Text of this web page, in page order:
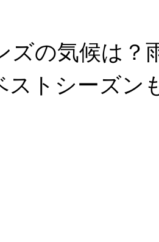
の気候は？
ストシーズン